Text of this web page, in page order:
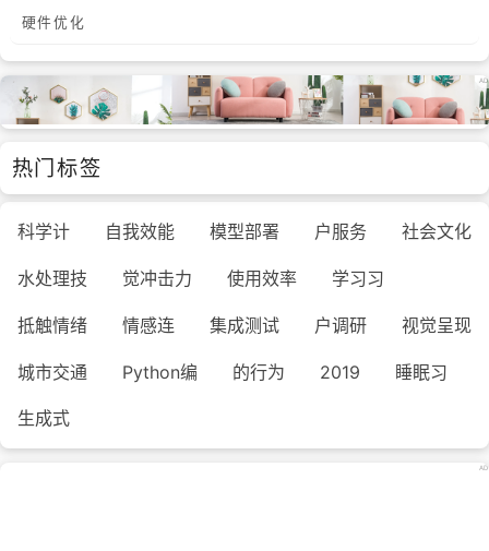
硬件优化
热门标签
科学计 自我效能 模型部署 户服务 社会文化
水处理技 觉冲击力 使用效率 学习习
抵触情绪 情感连 集成测试 户调研 视觉呈现
城市交通 Python编 的行为 2019 睡眠习
生成式